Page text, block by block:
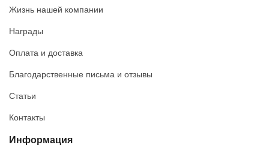
Жизнь нашей компании
Награды
Оплата и доставка
Благодарственные письма и отзывы
Статьи
Контакты
Информация